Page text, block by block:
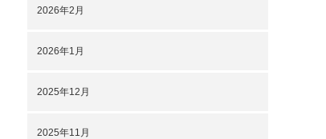
2026年2月
2026年1月
2025年12月
2025年11月